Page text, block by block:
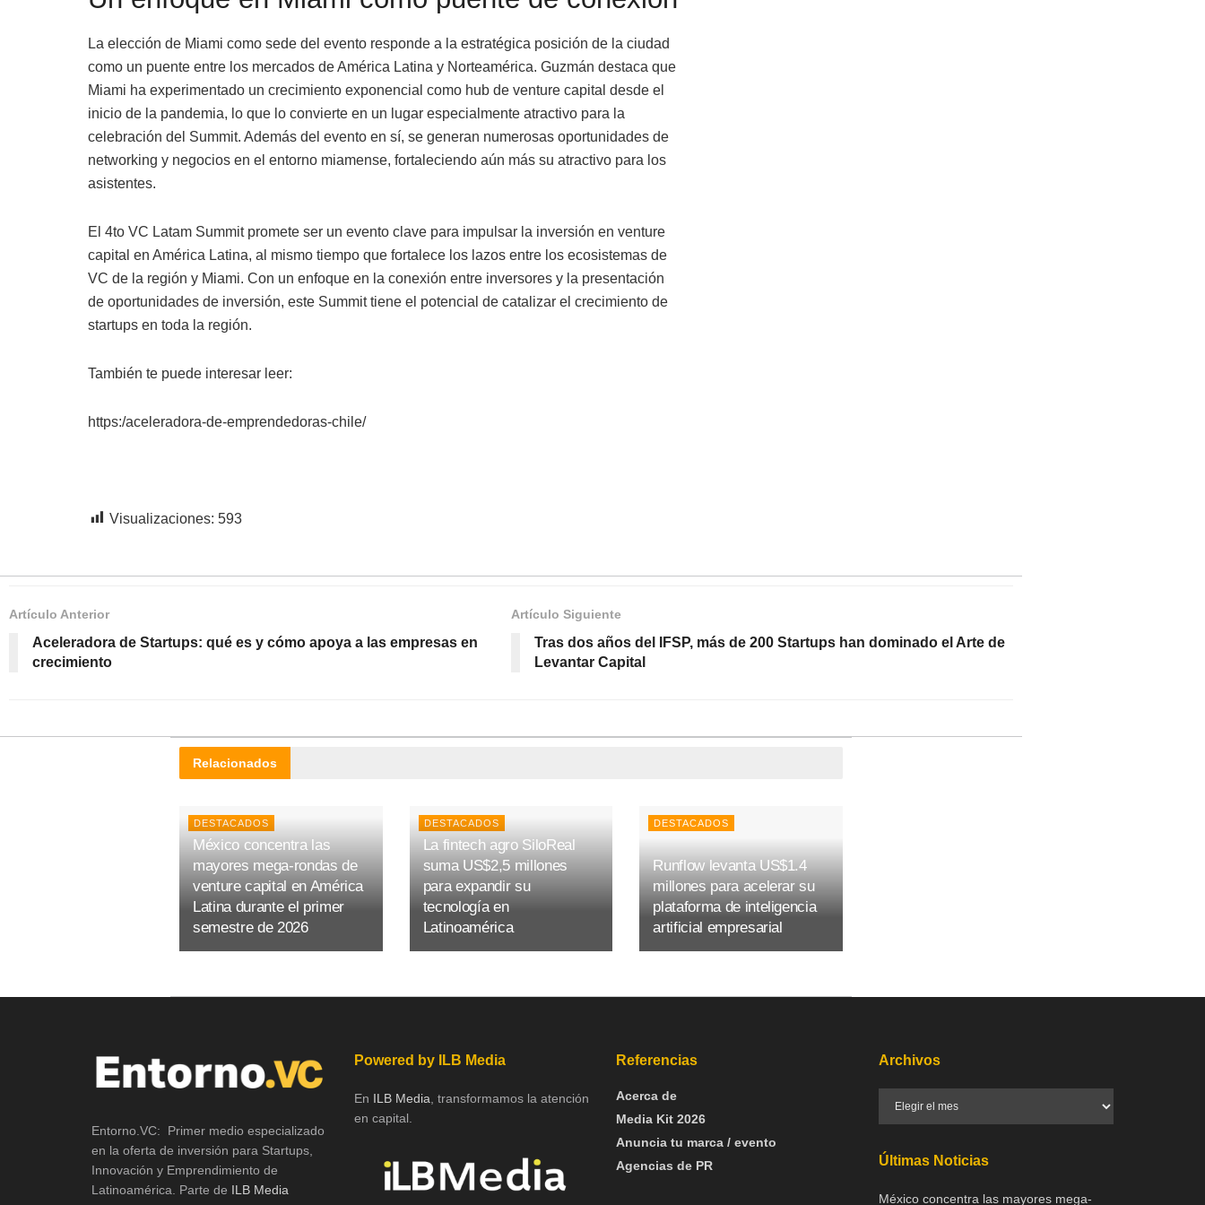
La elección de Miami como sede del evento responde a la estratégica posición de la ciudad
como un puente entre los mercados de América Latina y Norteamérica. Guzmán destaca que
Miami ha experimentado un crecimiento exponencial como hub de venture capital desde el
inicio de la pandemia, lo que lo convierte en un lugar especialmente atractivo para la
celebración del Summit. Además del evento en sí, se generan numerosas oportunidades de
networking y negocios en el entorno miamense, fortaleciendo aún más su atractivo para los
asistentes.
El 4to VC Latam Summit promete ser un evento clave para impulsar la inversión en venture
capital en América Latina, al mismo tiempo que fortalece los lazos entre los ecosistemas de
VC de la región y Miami. Con un enfoque en la conexión entre inversores y la presentación
de oportunidades de inversión, este Summit tiene el potencial de catalizar el crecimiento de
startups en toda la región.
También te puede interesar leer:
https:/aceleradora-de-emprendedoras-chile/
Visualizaciones: 593
Artículo Anterior
Aceleradora de Startups: qué es y cómo apoya a las empresas en
crecimiento
Artículo Siguiente
Tras dos años del IFSP, más de 200 Startups han dominado el Arte de
Levantar Capital
Relacionados
DESTACADOS
México concentra las
mayores mega-rondas de
venture capital en América
Latina durante el primer
semestre de 2026
DESTACADOS
La fintech agro SiloReal
suma US$2,5 millones
para expandir su
tecnología en
Latinoamérica
DESTACADOS
Runflow levanta US$1.4
millones para acelerar su
plataforma de inteligencia
artificial empresarial
Entorno.VC: Primer medio especializado
en la oferta de inversión para Startups,
Innovación y Emprendimiento de
Latinoamérica. Parte de ILB Media
Powered by ILB Media
En ILB Media , transformamos la atención
en capital.
Referencias
Acerca de
Media Kit 2026
Anuncia tu marca / evento
Agencias de PR
Archivos
Últimas Noticias
México concentra las mayores mega-